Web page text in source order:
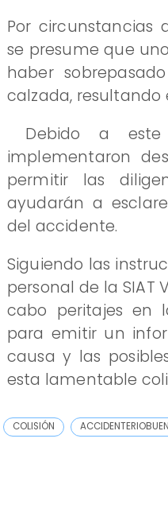
Por circunstancias
se presume que
haber
calzada,
Debido a este
implementaron
permitir las
ayudarán a
del accidente.
Siguiendo las
personal de la SIAT
cabo peritajes en
para emitir un
causa y las
esta lamentable
COLISIÓN